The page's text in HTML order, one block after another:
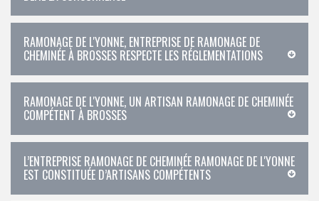
RAMONAGE DE L'YONNE, ENTREPRISE DE RAMONAGE DE
CHEMINÉE À BROSSES RESPECTE LES RÉGLEMENTATIONS
RAMONAGE DE L'YONNE, UN ARTISAN RAMONAGE DE CHEMINÉE
COMPÉTENT À BROSSES
L’ENTREPRISE RAMONAGE DE CHEMINÉE RAMONAGE DE L'YONNE
EST CONSTITUÉE D’ARTISANS COMPÉTENTS